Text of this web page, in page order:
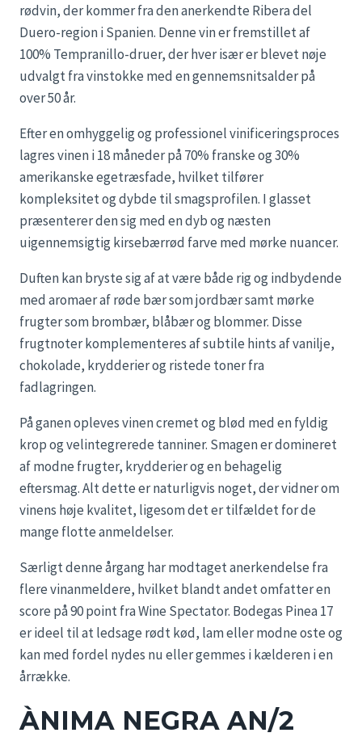
rødvin, der kommer fra den anerkendte Ribera del
Duero-region i Spanien. Denne vin er fremstillet af
100% Tempranillo-druer, der hver især er blevet nøje
udvalgt fra vinstokke med en gennemsnitsalder på
over 50 år.
Efter en omhyggelig og professionel vinificeringsproces
lagres vinen i 18 måneder på 70% franske og 30%
amerikanske egetræsfade, hvilket tilfører
kompleksitet og dybde til smagsprofilen. I glasset
præsenterer den sig med en dyb og næsten
uigennemsigtig kirsebærrød farve med mørke nuancer.
Duften kan bryste sig af at være både rig og indbydende
med aromaer af røde bær som jordbær samt mørke
frugter som brombær, blåbær og blommer. Disse
frugtnoter komplementeres af subtile hints af vanilje,
chokolade, krydderier og ristede toner fra
fadlagringen.
På ganen opleves vinen cremet og blød med en fyldig
krop og velintegrerede tanniner. Smagen er domineret
af modne frugter, krydderier og en behagelig
eftersmag. Alt dette er naturligvis noget, der vidner om
vinens høje kvalitet, ligesom det er tilfældet for de
mange flotte anmeldelser.
Særligt denne årgang har modtaget anerkendelse fra
flere vinanmeldere, hvilket blandt andet omfatter en
score på 90 point fra Wine Spectator. Bodegas Pinea 17
er ideel til at ledsage rødt kød, lam eller modne oste og
kan med fordel nydes nu eller gemmes i kælderen i en
årrække.
ÀNIMA NEGRA AN/2